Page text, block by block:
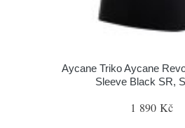
Aycane Triko Aycane
Sleeve Black SR,
1 890 Kč